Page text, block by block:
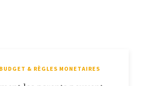
BUDGET & RÈGLES MONETAIRES